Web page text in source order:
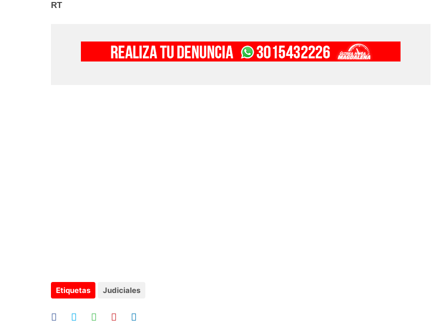
RT
Etiquetas Judiciales